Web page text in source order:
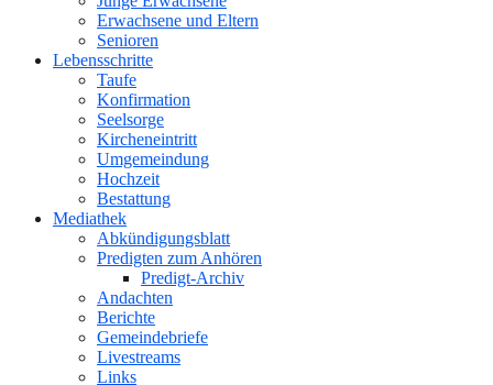
Erwachsene und Eltern
Senioren
Lebensschritte
Taufe
Konfirmation
Seelsorge
Kircheneintritt
Umgemeindung
Hochzeit
Bestattung
Mediathek
Abkündigungsblatt
Predigten zum Anhören
Predigt-Archiv
Andachten
Berichte
Gemeindebriefe
Livestreams
Links